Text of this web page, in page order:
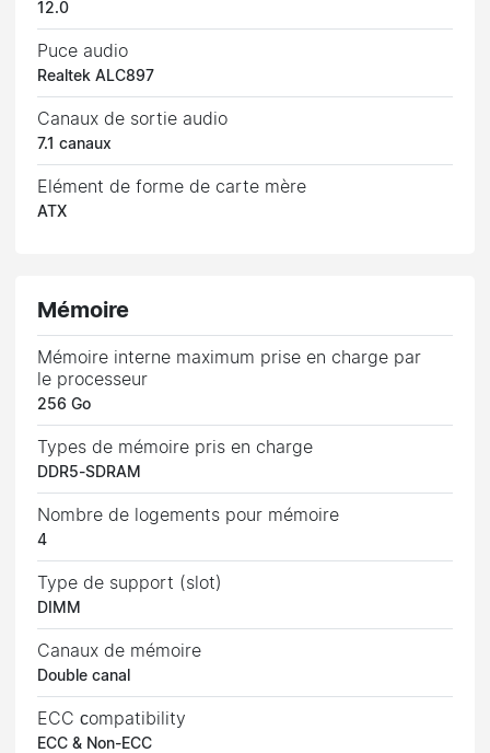
12.0
Puce audio
Realtek ALC897
Canaux de sortie audio
7.1 canaux
Elément de forme de carte mère
ATX
Mémoire
Mémoire interne maximum prise en charge par
le processeur
256 Go
Types de mémoire pris en charge
DDR5-SDRAM
Nombre de logements pour mémoire
4
Type de support (slot)
DIMM
Canaux de mémoire
Double canal
ECC сompatibility
ECC & Non-ECC